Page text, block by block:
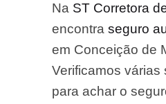
Na ST Corretora
encontra seguro
em Conceição de
Verificamos várias
para achar o